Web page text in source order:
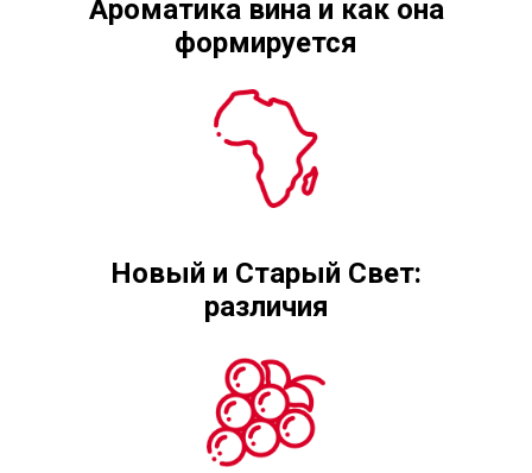
Ароматика вина и как она
формируется
Новый и Старый Свет:
различия